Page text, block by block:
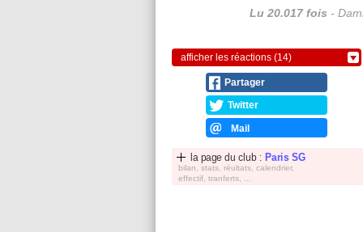
Lu 20.017 fois -
afficher les réactions (14)
Partager
Twitter
Mail
la page du club : Paris SG
bilan, stats, réultats, calendrier,
effectif, tranferts, ...